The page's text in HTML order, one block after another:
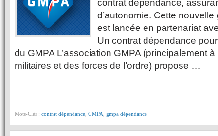
contrat dépendance,
d’autonomie. Cette
est lancée en partenariat
Un contrat dépendance
du GMPA L’association GMPA (principalement
militaires et des forces de l’ordre) propose …
Mots-Clés : contrat dépendance GMPA gmpa dépendance